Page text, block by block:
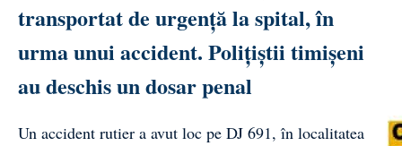
transportat de urgență la spital, în
urma unui accident. Polițiștii timișeni
au deschis un dosar penal
Un accident rutier a avut loc pe DJ 691, în localitatea